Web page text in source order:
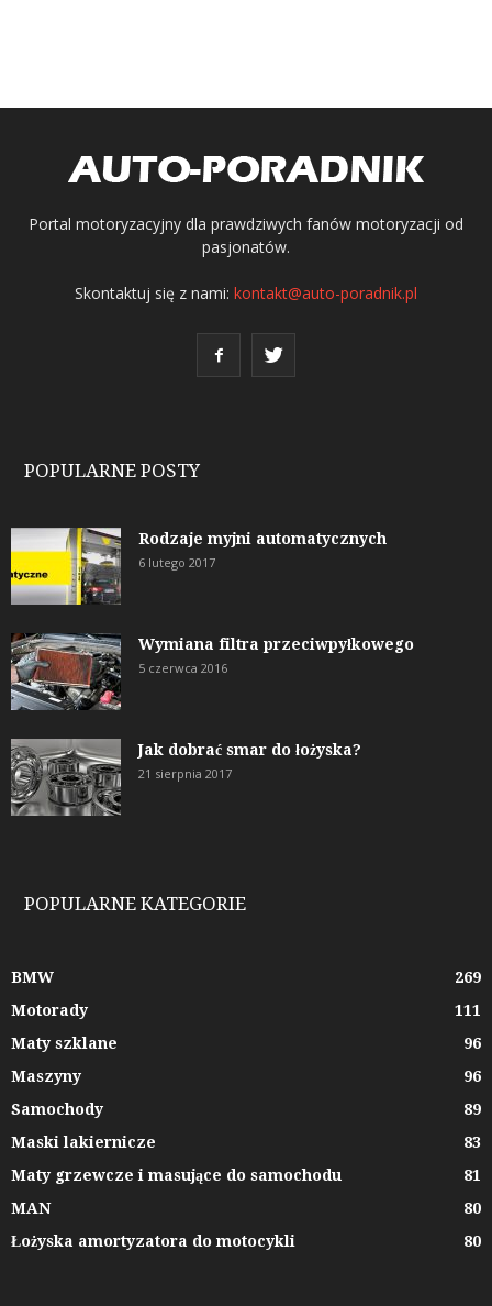
Portal motoryzacyjny dla prawdziwych fanów motoryzacji od
pasjonatów.
Skontaktuj się z nami: kontakt@auto-poradnik.pl
POPULARNE POSTY
Rodzaje myjni automatycznych
6 lutego 2017
Wymiana filtra przeciwpyłkowego
5 czerwca 2016
Jak dobrać smar do łożyska?
21 sierpnia 2017
POPULARNE KATEGORIE
BMW
269
Motorady
111
Maty szklane
96
Maszyny
96
Samochody
89
Maski lakiernicze
83
Maty grzewcze i masujące do samochodu
81
MAN
80
Łożyska amortyzatora do motocykli
80